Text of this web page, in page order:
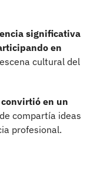
significativa
en
cultural del
convirtió en un
compartía ideas
profesional.